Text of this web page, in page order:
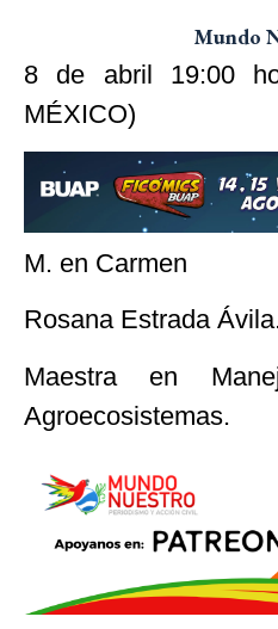
Mundo
8 de abril 19:00
MÉXICO)
M. en Carmen
Rosana Estrada
Maestra en
Agroecosistemas.